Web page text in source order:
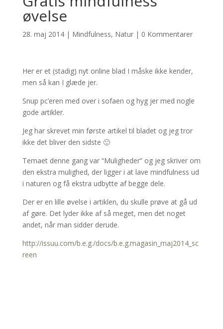
øvelse
28. maj 2014| Mindfulness, Natur| 0 Kommentarer
Her er et (stadig) nyt online blad I måske ikke kender,
men så kan I glæde jer.
Snup pc’eren med over i sofaen og hyg jer med nogle
gode artikler.
Jeg har skrevet min første artikel til bladet og jeg tror
ikke det bliver den sidste 🙂
Temaet denne gang var “Muligheder” og jeg skriver om
den ekstra mulighed, der ligger i at lave mindfulness ud
i naturen og få ekstra udbytte af begge dele.
Der er en lille øvelse i artiklen, du skulle prøve at gå ud
af gøre. Det lyder ikke af så meget, men det noget
andet, når man sidder derude.
http://issuu.com/b.e.g./docs/b.e.g.magasin_maj2014_sc
reen